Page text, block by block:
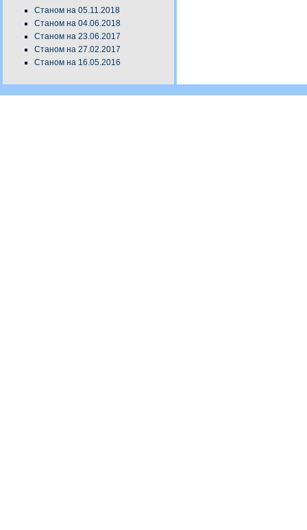
Станом на 05.11.2018
Станом на 04.06.2018
Станом на 23.06.2017
Станом на 27.02.2017
Станом на 16.05.2016